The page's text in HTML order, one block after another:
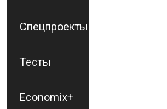
Спецпроекты
Тесты
Economix+